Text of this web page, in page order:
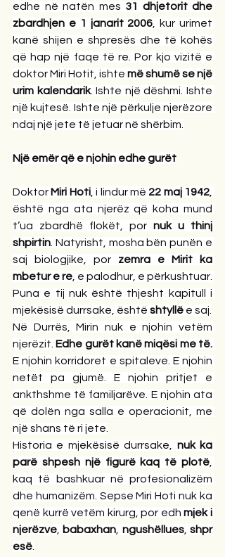
edhe në natën mes 31 dhjetorit dhe
zbardhjen e 1 janarit 2006 , kur urimet
kanë shijen e shpresës dhe të kohës
që hap një faqe të re. Por kjo vizitë e
doktor Miri Hotit, ishte më shumë se një
urim kalendarik. Ishte një dëshmi. Ishte
një kujtesë. Ishte një përkulje njerëzore
ndaj një jete të jetuar në shërbim.
Një emër që e njohin edhe gurët
Doktor Miri Hoti, i lindur më 22 maj 1942
është nga ata njerëz që koha mund
t’ua zbardhë flokët, por nuk u thinj
shpirtin . Natyrisht, mosha bën punën e
saj biologjike, por zemra e Mirit ka
mbetur e re , e palodhur, e përkushtuar.
Puna e tij nuk është thjesht kapitull i
mjekësisë durrsake, është shtyllë e saj.
Në Durrës, Mirin nuk e njohin vetëm
njerëzit. Edhe gurët kanë miqësi me të.
E njohin korridoret e spitaleve. E njohin
netët pa gjumë. E njohin pritjet e
ankthshme të familjarëve. E njohin ata
që dolën nga salla e operacionit, me
një shans të ri jete.
Historia e mjekësisë durrsake, nuk ka
parë shpesh një figurë kaq të plotë
kaq të bashkuar në profesionalizëm
dhe humanizëm. Sepse Miri Hoti nuk ka
qenë kurrë vetëm kirurg, por edh mjek i
njerëzve
babaxhan ngushëllues, shpr
esë